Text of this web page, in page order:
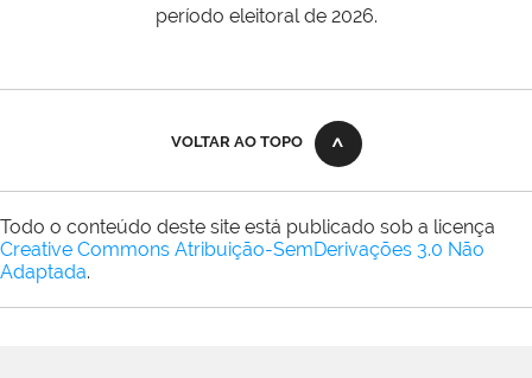
período eleitoral de 2026.
VOLTAR AO TOPO
Todo o conteúdo deste site está publicado sob a licença
Creative Commons Atribuição-SemDerivações 3.0 Não
Adaptada.